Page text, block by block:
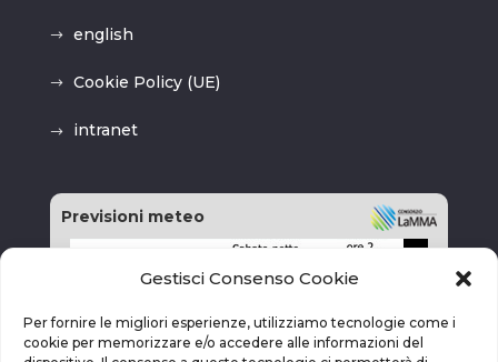
Gestisci Consenso Cookie
Per fornire le migliori esperienze, utilizziamo tecnologie come i
cookie per memorizzare e/o accedere alle informazioni del
english
Cookie Policy (UE)
intranet
Previsioni meteo